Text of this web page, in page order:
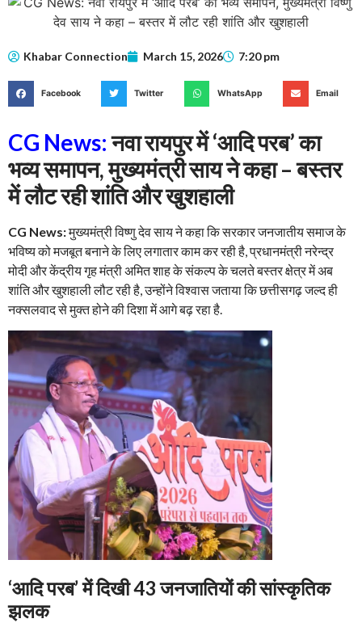
Khabar Connection March 15, 2026 7:20 pm
Facebook Twitter WhatsApp Email
CG News:नवा रायपुर में ‘आदि परब’ का
भव्य समापन, मुख्यमंत्री साय ने कहा – बस्तर
में लौट रही शांति और खुशहाली
CG News:मुख्यमंत्री विष्णु देव साय ने कहा कि सरकार जनजातीय समाज के
भविष्य को मजबूत बनाने के लिए लगातार काम कर रही है, प्रधानमंत्री नरेन्द्र
मोदी और केंद्रीय गृह मंत्री अमित शाह के संकल्प के चलते बस्तर क्षेत्र में अब
शांति और खुशहाली लौट रही है, उन्होंने विश्वास जताया कि छत्तीसगढ़ जल्द ही
नक्सलवाद से मुक्त होने की दिशा में आगे बढ़ रहा है.
‘आदि परब’ में दिखी 43 जनजातियों की सांस्कृतिक
झलक